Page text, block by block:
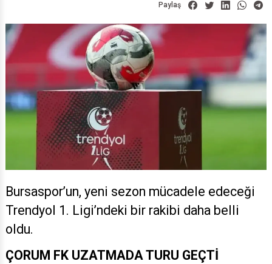
Paylaş
Bursaspor’un, yeni sezon mücadele edeceği
Trendyol 1. Ligi’ndeki bir rakibi daha belli
oldu.
ÇORUM FK UZATMADA TURU GEÇTİ